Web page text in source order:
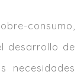
consumo,
desarrollo de
necesidades